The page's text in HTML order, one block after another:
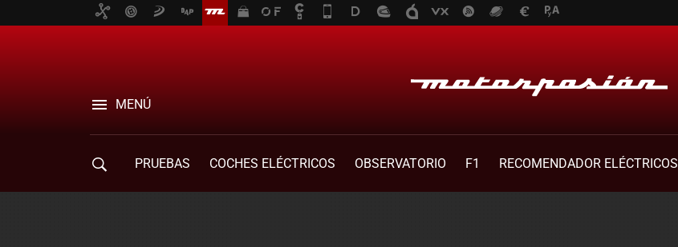
MENÚ
PRUEBAS COCHES ELÉCTRICOS OBSERVATORIO F1
RECOMENDADOR ELÉCTRICOS